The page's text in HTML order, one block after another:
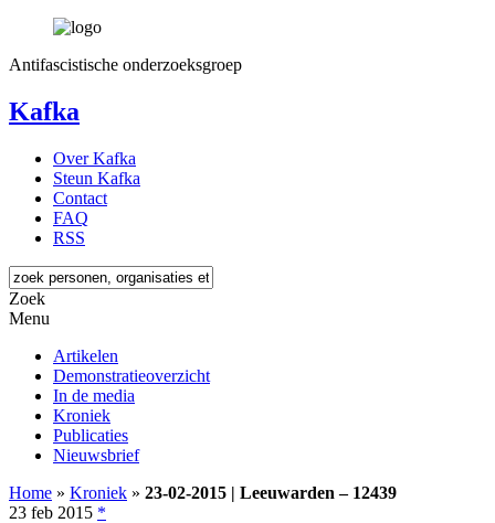
Antifascistische onderzoeksgroep
Kafka
Over Kafka
Steun Kafka
Contact
FAQ
RSS
Zoek
Menu
Artikelen
Demonstratieoverzicht
In de media
Kroniek
Publicaties
Nieuwsbrief
Home » Kroniek » 23-02-2015 | Leeuwarden – 12439
23 feb 2015 *